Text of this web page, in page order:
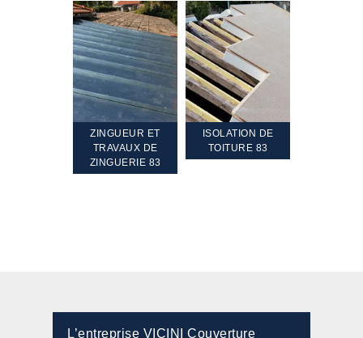
ZINGUEUR ET
TRAVAUX DE
ZINGUERIE 83
ISOLATION DE
TOITURE 83
L’entreprise VICINI Couverture